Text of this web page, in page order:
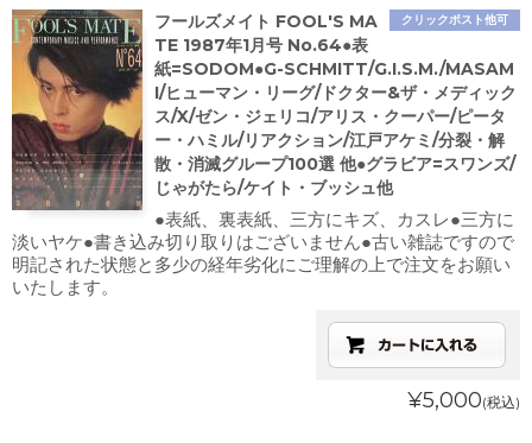
クリックポスト他可
フールズメイト FOOL'S MA
TE 1987年1月号 No.64●表
紙=SODOM●G-SCHMITT/G.I.S.M./MASAM
I/ヒューマン・リーグ/ドクター&ザ・メディック
ス/X/ゼン・ジェリコ/アリス・クーパー/ピータ
ー・ハミル/リアクション/江戸アケミ/分裂・解
散・消滅グループ100選 他●グラビア=スワンズ/
じゃがたら/ケイト・ブッシュ他
●表紙、裏表紙、三方にキズ、カスレ●三方に
淡いヤケ●書き込み切り取りはございません●古い雑誌ですので
明記された状態と多少の経年劣化にご理解の上で注文をお願い
いたします。
¥5,000(税込)